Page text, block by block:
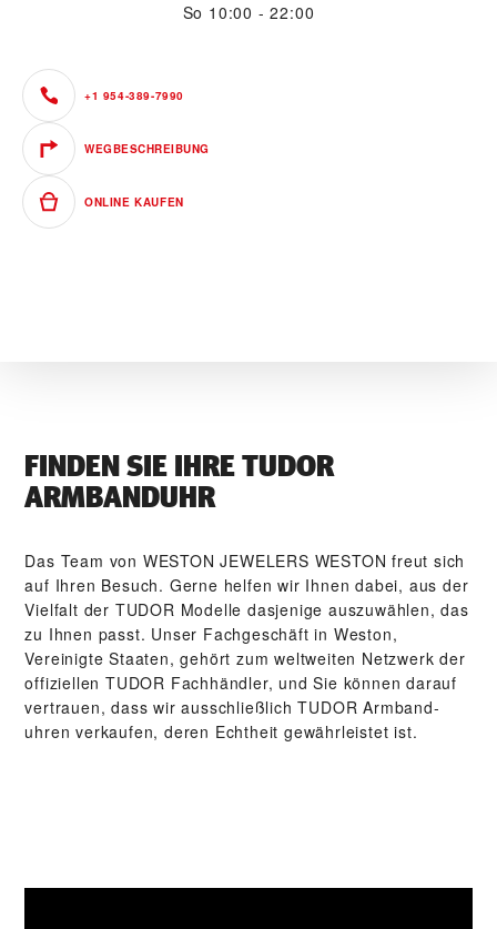
So 10:00 - 22:00
+1 954-389-7990
WEGBESCHREIBUNG
ONLINE KAUFEN
FINDEN SIE IHRE TUDOR
ARMBANDUHR
Das Team von ‭WESTON JEWELERS WESTON‬ freut sich
auf Ihren Besuch. Gerne helfen wir Ihnen dabei, aus der
Vielfalt der TUDOR Modelle dasjenige auszuwählen, das
zu Ihnen passt. Unser Fach­geschäft in Weston,
Vereinigte Staaten, gehört zum weltweiten Netzwerk der
offiziellen TUDOR Fachhändler, und Sie können darauf
vertrauen, dass wir ausschließlich TUDOR Arm­band­
uhren verkaufen, deren Echtheit gewährleistet ist.